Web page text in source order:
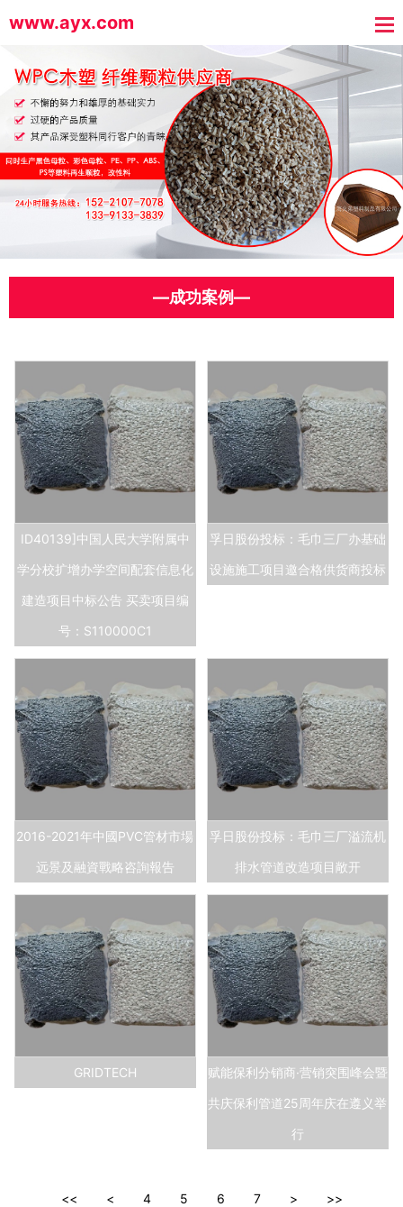
www.ayx.com
—成功案例—
ID40139]中国人民大学附属中
学分校扩增办学空间配套信息化
建造项目中标公告 买卖项目编
号：S110000C1
孚日股份投标：毛巾三厂办基础
设施施工项目邀合格供货商投标
2016-2021年中國PVC管材市場
远景及融資戰略咨詢報告
孚日股份投标：毛巾三厂溢流机
排水管道改造项目敞开
GRIDTECH
赋能保利分销商·营销突围峰会暨
共庆保利管道25周年庆在遵义举
行
<< < 4 5 6 7 > >>